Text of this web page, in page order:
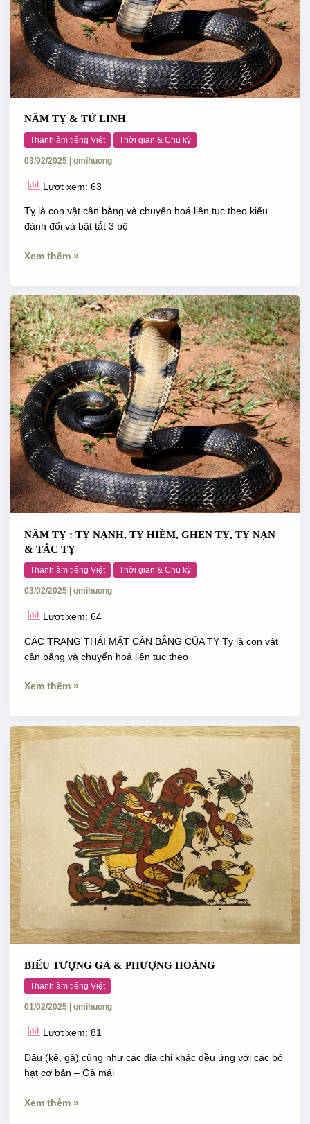
NĂM TỴ & TỨ LINH
Thanh âm tiếng Việt Thời gian & Chu kỳ
03/02/2025 | omihuong
Lượt xem: 63
Tỵ là con vật cân bằng và chuyển hoá liên tục theo kiểu
đánh đổi và bật tắt 3 bộ
Xem thêm »
NĂM TỴ : TỴ NẠNH, TỴ HIỀM, GHEN TỴ, TỴ NẠN
& TẮC TỴ
Thanh âm tiếng Việt Thời gian & Chu kỳ
03/02/2025 omihuong
Lượt xem: 64
CÁC TRẠNG THÁI MẤT CÂN BẰNG CỦA TỴ Tỵ là con vật
cân bằng và chuyển hoá liên tục theo
NĂM
TỴ
:
TỴ
NẠNH,
TỴ
HIỀM,
GHEN
TỴ,
TỴ
NẠN
&
TẮC
TỴ
Xem thêm »
BIỂU TƯỢNG GÀ & PHƯỢNG HOÀNG
Thanh âm tiếng Việt
01/02/2025 omihuong
Lượt xem: 81
Dậu (kê, gà) cũng như các địa chi khác đều ứng với các bộ
hạt cơ bản – Gà mái
BIỂU
&
PHƯỢNG
Xem thêm »